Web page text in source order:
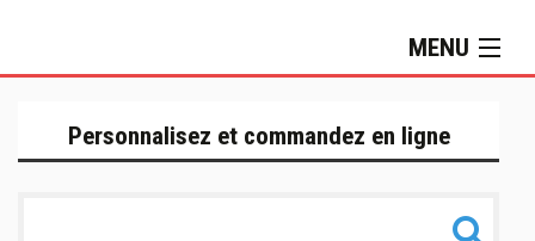
MENU
Collection MIZUNO
Personnalisez et commandez en ligne